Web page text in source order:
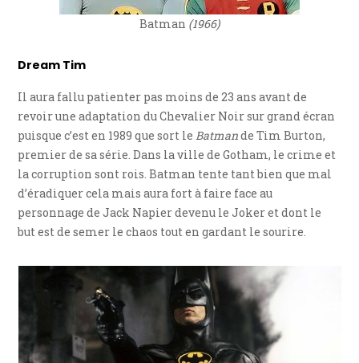
Batman (1966)
Dream Tim
Il aura fallu patienter pas moins de 23 ans avant de
revoir une adaptation du Chevalier Noir sur grand écran
puisque c’est en 1989 que sort leBatmande Tim Burton,
premier de sa série. Dans la ville de Gotham, le crime et
la corruption sont rois. Batman tente tant bien que mal
d’éradiquer cela mais aura fort à faire face au
personnage de Jack Napier devenu le Joker et dont le
but est de semer le chaos tout en gardant le sourire.